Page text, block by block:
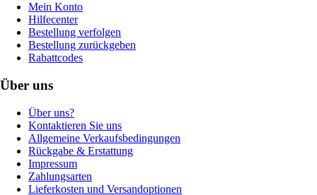
Mein Konto
Hilfecenter
Bestellung verfolgen
Bestellung zurückgeben
Rabattcodes
Über uns
Über uns?
Kontaktieren Sie uns
Allgemeine Verkaufsbedingungen
Rückgabe & Erstattung
Impressum
Zahlungsarten
Lieferkosten und Versandoptionen